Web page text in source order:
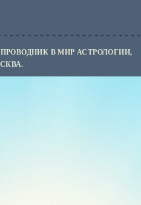
ПРОВОДНИК В МИР АСТРОЛОГИИ,